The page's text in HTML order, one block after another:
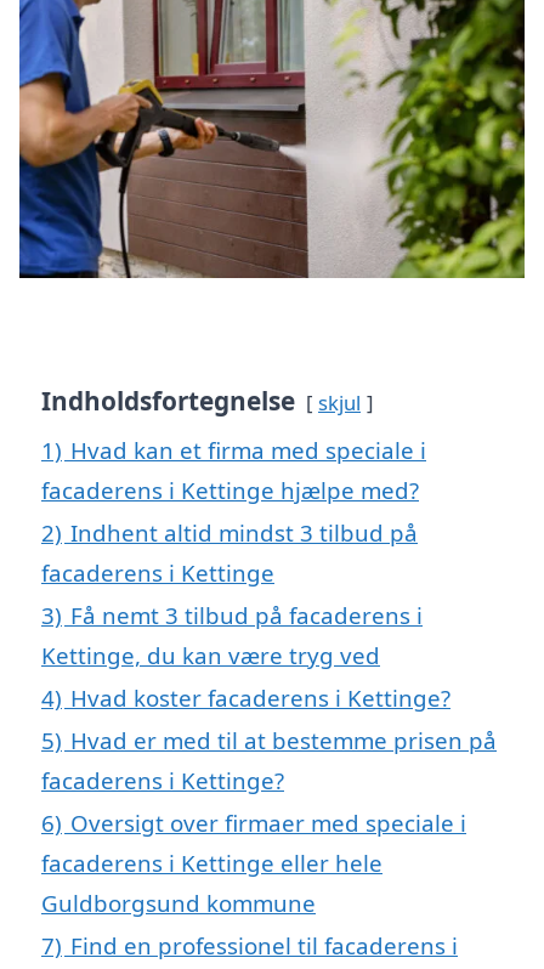
Indholdsfortegnelse skjul
1) Hvad kan et firma med speciale i
facaderens i Kettinge hjælpe med?
2) Indhent altid mindst 3 tilbud på
facaderens i Kettinge
3) Få nemt 3 tilbud på facaderens i
Kettinge, du kan være tryg ved
4) Hvad koster facaderens i Kettinge?
5) Hvad er med til at bestemme prisen på
facaderens i Kettinge?
6) Oversigt over firmaer med speciale i
facaderens i Kettinge eller hele
Guldborgsund kommune
7) Find en professionel til facaderens i